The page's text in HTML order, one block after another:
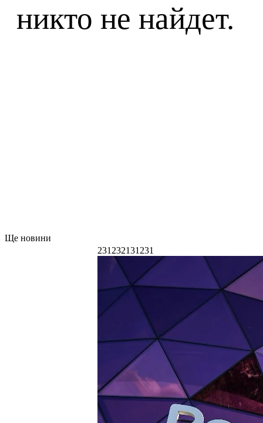
никто не найдет.
Ще новини
231232131231